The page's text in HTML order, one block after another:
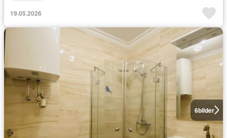
19.05.2026
6bilder